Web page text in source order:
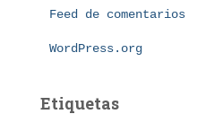
Feed de comentarios
WordPress.org
Etiquetas